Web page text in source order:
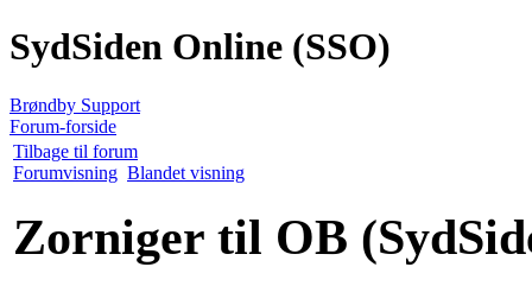
SydSiden Online (SSO)
Brøndby Support
Forum-forside
Tilbage til forum
Forumvisning Blandet visning
Zorniger til OB